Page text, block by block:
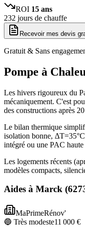
ROI 15 ans
232 jours de chauffe
Recevoir mes devis
Gratuit & Sans
Pompe à
Les hivers rigoureux du
mécaniquement. C'est
des constructions après
Le bilan thermique
isolation bonne,
intégré ou une PAC
Les logements récents
modèles compacts,
Aides à Marck (
MaPrimeRénov'
🔵 Très modeste11 000 €